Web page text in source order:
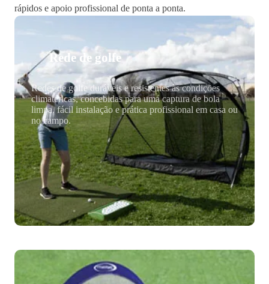
rápidos e apoio profissional de ponta a ponta.
Rede de golfe
Redes de golfe duráveis e resistentes às condições
climatéricas, concebidas para uma captura de bola
limpa, fácil instalação e prática profissional em casa ou
no campo.